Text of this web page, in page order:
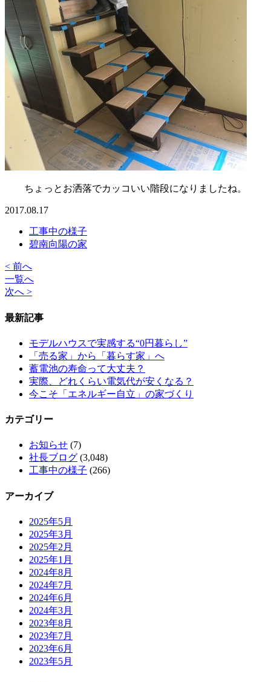
ちょっとお洒落でカッコいい階段になりましたね。
2017.08.17
工事中の様子
碧南向陽の家
< 前へ
一覧へ
次へ >
最新記事
モデルハウスで実感する“0円暮らし”
「売る家」から「暮らす家」へ
蓄電池の寿命って大丈夫？
実際、どれくらい電気代が安くなる？
今こそ「エネルギー自立」の家づくり
カテゴリー
お知らせ (7)
社長ブログ (3,048)
工事中の様子 (266)
アーカイブ
2025年5月
2025年3月
2025年2月
2025年1月
2024年8月
2024年7月
2024年6月
2024年3月
2023年8月
2023年7月
2023年6月
2023年5月